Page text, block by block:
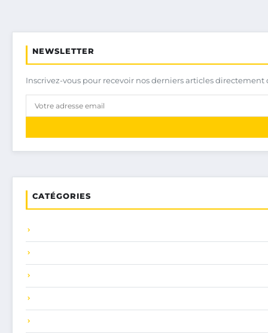
NEWSLETTER
Inscrivez-vous pour recevoir nos derniers articles
CATÉGORIES